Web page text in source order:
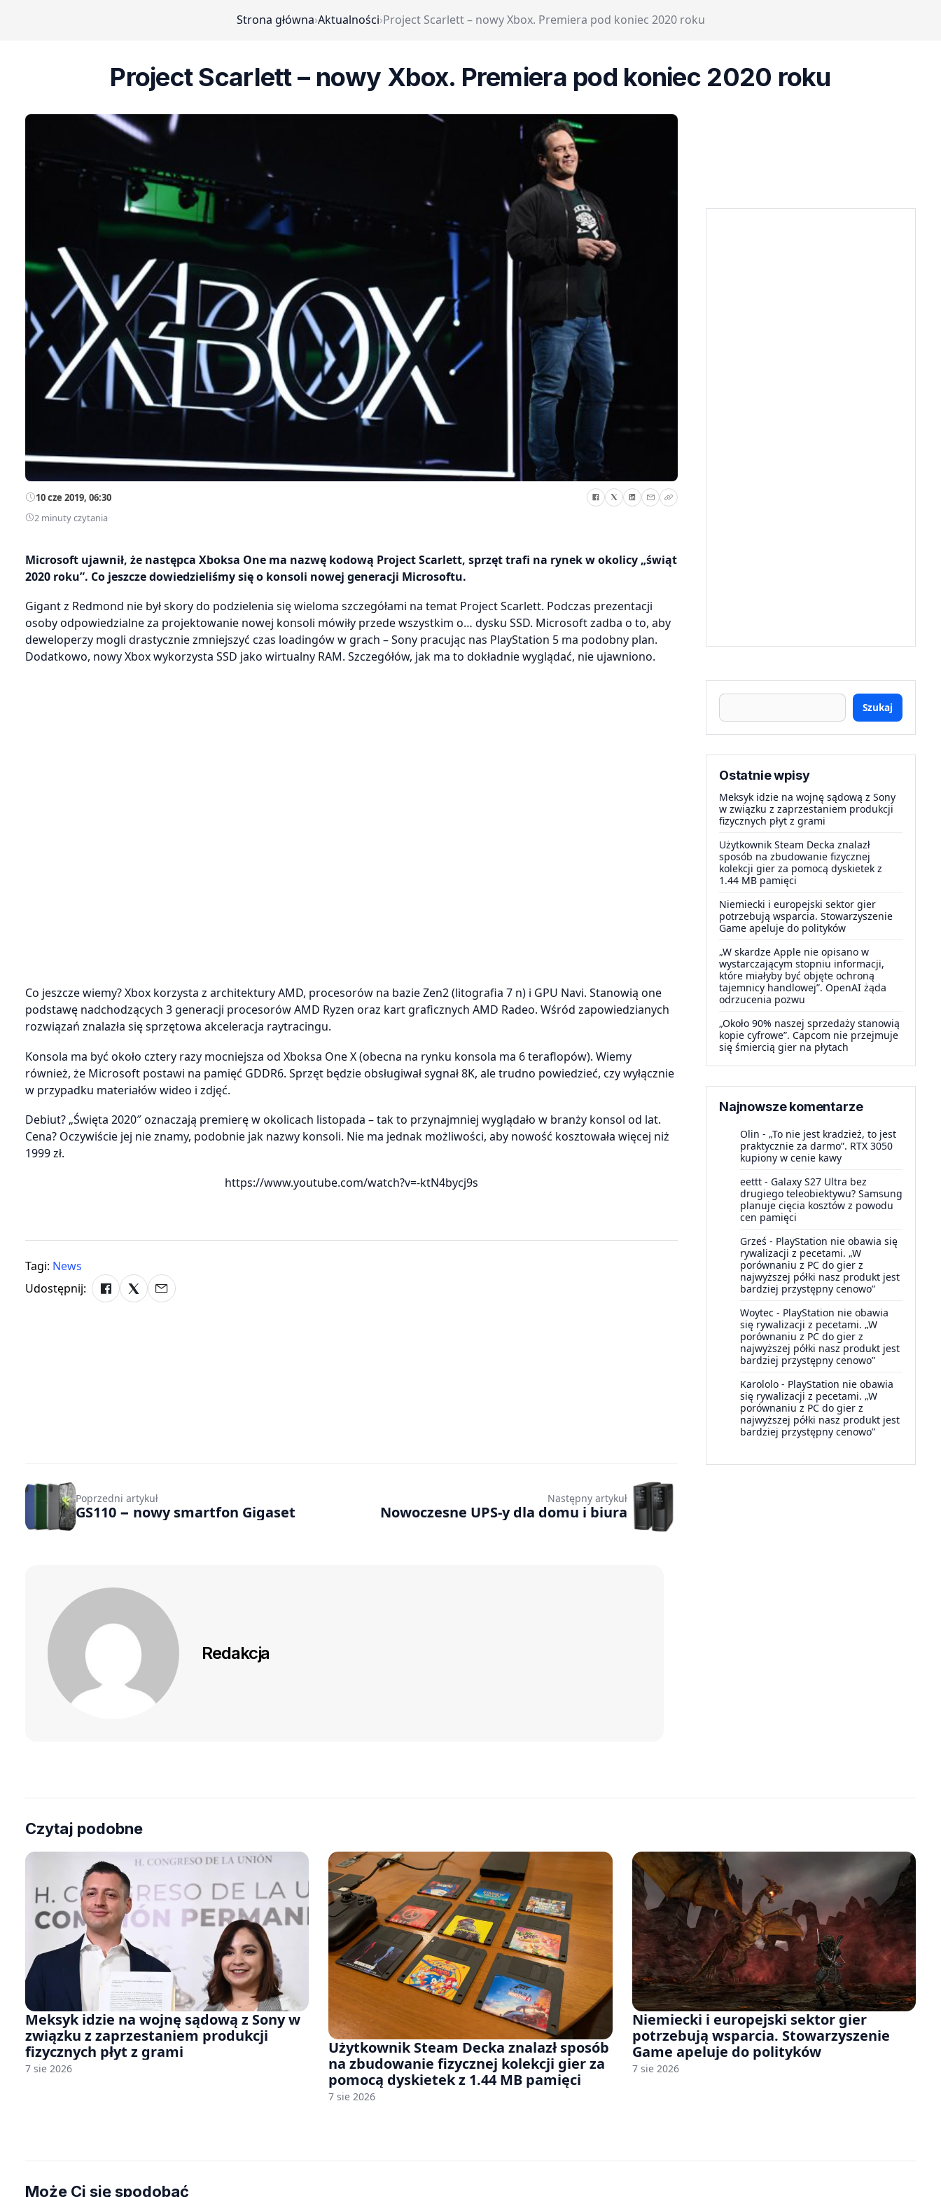
Strona główna›Aktualności›Project Scarlett – nowy Xbox. Premiera pod koniec 2020 roku
Project Scarlett – nowy Xbox. Premiera pod koniec 2020 roku
10 cze 2019, 06:30
2 minuty czytania
Microsoft ujawnił, że następca Xboksa One ma nazwę kodową Project Scarlett, sprzęt trafi na rynek w okolicy „świąt
2020 roku”. Co jeszcze dowiedzieliśmy się o konsoli nowej generacji Microsoftu.
Gigant z Redmond nie był skory do podzielenia się wieloma szczegółami na temat Project Scarlett. Podczas prezentacji
osoby odpowiedzialne za projektowanie nowej konsoli mówiły przede wszystkim o… dysku SSD. Microsoft zadba o to, aby
deweloperzy mogli drastycznie zmniejszyć czas loadingów w grach – Sony pracując nas PlayStation 5 ma podobny plan.
Dodatkowo, nowy Xbox wykorzysta SSD jako wirtualny RAM. Szczegółów, jak ma to dokładnie wyglądać, nie ujawniono.
Co jeszcze wiemy? Xbox korzysta z architektury AMD, procesorów na bazie Zen2 (litografia 7 n) i GPU Navi. Stanowią one
podstawę nadchodzących 3 generacji procesorów AMD Ryzen oraz kart graficznych AMD Radeo. Wśród zapowiedzianych
rozwiązań znalazła się sprzętowa akceleracja raytracingu.
Konsola ma być około cztery razy mocniejsza od Xboksa One X (obecna na rynku konsola ma 6 teraflopów). Wiemy
również, że Microsoft postawi na pamięć GDDR6. Sprzęt będzie obsługiwał sygnał 8K, ale trudno powiedzieć, czy wyłącznie
w przypadku materiałów wideo i zdjęć.
Debiut? „Święta 2020″ oznaczają premierę w okolicach listopada – tak to przynajmniej wyglądało w branży konsol od lat.
Cena? Oczywiście jej nie znamy, podobnie jak nazwy konsoli. Nie ma jednak możliwości, aby nowość kosztowała więcej niż
1999 zł.
https://www.youtube.com/watch?v=-ktN4bycj9s
Tagi: News
Udostępnij:
Szukaj
Ostatnie wpisy
Meksyk idzie na wojnę sądową z Sony
w związku z zaprzestaniem produkcji
fizycznych płyt z grami
Użytkownik Steam Decka znalazł
sposób na zbudowanie fizycznej
kolekcji gier za pomocą dyskietek z
1.44 MB pamięci
Niemiecki i europejski sektor gier
potrzebują wsparcia. Stowarzyszenie
Game apeluje do polityków
„W skardze Apple nie opisano w
wystarczającym stopniu informacji,
które miałyby być objęte ochroną
tajemnicy handlowej”. OpenAI żąda
odrzucenia pozwu
„Około 90% naszej sprzedaży stanowią
kopie cyfrowe”. Capcom nie przejmuje
się śmiercią gier na płytach
Najnowsze komentarze
Olin - „To nie jest kradzież, to jest
praktycznie za darmo”. RTX 3050
kupiony w cenie kawy
eettt - Galaxy S27 Ultra bez
drugiego teleobiektywu? Samsung
planuje cięcia kosztów z powodu
cen pamięci
Grześ - PlayStation nie obawia się
rywalizacji z pecetami. „W
porównaniu z PC do gier z
najwyższej półki nasz produkt jest
bardziej przystępny cenowo”
Woytec - PlayStation nie obawia
się rywalizacji z pecetami. „W
porównaniu z PC do gier z
najwyższej półki nasz produkt jest
bardziej przystępny cenowo”
Karololo - PlayStation nie obawia
się rywalizacji z pecetami. „W
porównaniu z PC do gier z
najwyższej półki nasz produkt jest
bardziej przystępny cenowo”
Poprzedni artykuł
GS110 − nowy smartfon Gigaset
Następny artykuł
Nowoczesne UPS-y dla domu i biura
Redakcja
Czytaj podobne
Meksyk idzie na wojnę sądową z Sony w
związku z zaprzestaniem produkcji
fizycznych płyt z grami
7 sie 2026
Użytkownik Steam Decka znalazł sposób
na zbudowanie fizycznej kolekcji gier za
pomocą dyskietek z 1.44 MB pamięci
7 sie 2026
Niemiecki i europejski sektor gier
potrzebują wsparcia. Stowarzyszenie
Game apeluje do polityków
7 sie 2026
Może Ci się spodobać